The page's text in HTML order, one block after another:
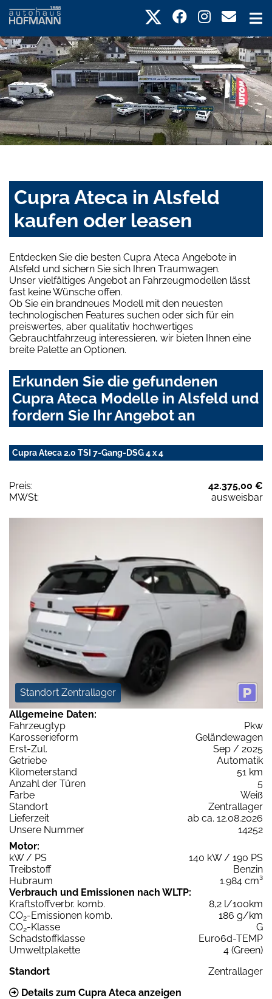
Cupra Ateca in Alsfeld
kaufen oder leasen
Entdecken Sie die besten Cupra Ateca Angebote in
Alsfeld und sichern Sie sich Ihren Traumwagen.
Unser vielfältiges Angebot an Fahrzeugmodellen lässt
fast keine Wünsche offen.
Ob Sie ein brandneues Modell mit den neuesten
technologischen Features suchen oder sich für ein
preiswertes, aber qualitativ hochwertiges
Gebrauchtfahrzeug interessieren, wir bieten Ihnen eine
breite Palette an Optionen.
Erkunden Sie die gefundenen
Cupra Ateca Modelle in Alsfeld und
fordern Sie Ihr Angebot an
Cupra Ateca 2.0 TSI 7-Gang-DSG 4 x 4
Preis:
42.375,00 €
MWSt:
ausweisbar
Standort Zentrallager
Allgemeine Daten:
Fahrzeugtyp
Pkw
Karosserieform
Geländewagen
Erst-Zul.
Sep / 2025
Getriebe
Automatik
Kilometerstand
51 km
Anzahl der Türen
5
Farbe
Weiß
Standort
Zentrallager
Lieferzeit
ab ca. 12.08.2026
Unsere Nummer
14252
Motor:
kW / PS
140 kW / 190 PS
Treibstoff
Benzin
Hubraum
1.984 cm³
Verbrauch und Emissionen nach WLTP:
Kraftstoffverbr. komb.
8,2 l/100km
CO2-Emissionen komb.
186 g/km
CO2-Klasse
G
Schadstoffklasse
Euro6d-TEMP
Umweltplakette
4 (Green)
Standort
Zentrallager
Details zum Cupra Ateca anzeigen